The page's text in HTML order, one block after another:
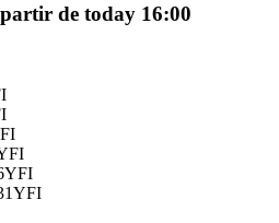
de today 16:00
YFI
YFI